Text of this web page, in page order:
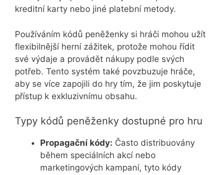
kreditní karty nebo jiné platební metody.
Používáním kódů peněženky si hráči mohou užít
flexibilnější herní zážitek, protože mohou řídit
své výdaje a provádět nákupy podle svých
potřeb. Tento systém také povzbuzuje hráče,
aby se více zapojili do hry tím, že jim poskytuje
přístup k exkluzivnímu obsahu.
Typy kódů peněženky dostupné pro hru
Propagační kódy: Často distribuovány
během speciálních akcí nebo
marketingových kampaní, tyto kódy